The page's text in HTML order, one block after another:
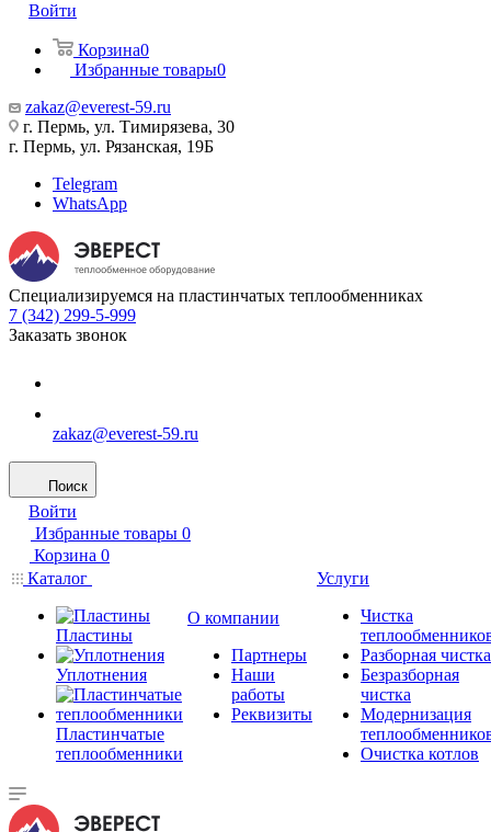
Войти
Корзина0
Избранные товары0
zakaz@everest-59.ru
г. Пермь, ул. Тимирязева, 30
г. Пермь, ул. Рязанская, 19Б
Telegram
WhatsApp
Специализируемся на пластинчатых теплообменниках
7 (342) 299-5-999
Заказать звонок
zakaz@everest-59.ru
Поиск
Войти
Избранные товары 0
Корзина 0
Каталог
Пластины
Уплотнения
Пластинчатые
теплообменники
О компании
Партнеры
Наши
работы
Реквизиты
Услуги
Чистка
Разборная чистка
Безразборная
чистка
Модернизация
Очистка котлов